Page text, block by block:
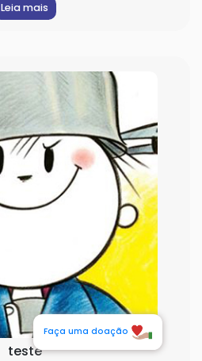
Leia mais
teste
Faça uma doação